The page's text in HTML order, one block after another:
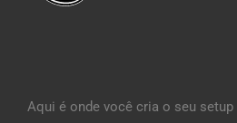
Aqui é onde você cria o seu